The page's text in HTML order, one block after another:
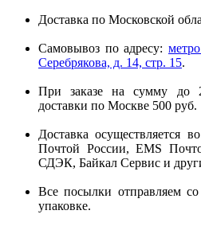
Доставка по Московской
Самовывоз по адресу:
Серебрякова, д. 14, стр. 15.
При заказе на сумму до
доставки по Москве 500 руб.
Доставка
Почтой России, EMS
СДЭК, Байкал Сервис и
Все посылки отправляем
упаковке.